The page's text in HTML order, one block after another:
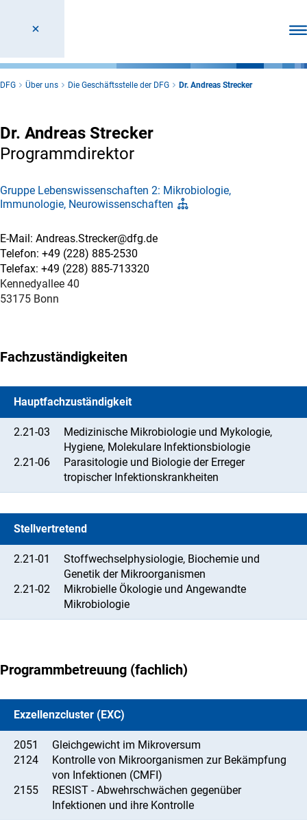
DFG Über uns Die Geschäftsstelle der DFG Dr. Andreas Strecker
Dr. Andreas Strecker
Programmdirektor
Gruppe Lebenswissenschaften 2: Mikrobiologie,
Immunologie, Neurowissenschaften
E-Mail: Andreas.Strecker@dfg.de
Telefon: +49 (228) 885-2530
Telefax: +49 (228) 885-713320
Kennedyallee 40
53175 Bonn
Fachzuständigkeiten
Hauptfachzuständigkeit
2.21-03
Medizinische Mikrobiologie und Mykologie,
Hygiene, Molekulare Infektionsbiologie
2.21-06
Parasitologie und Biologie der Erreger
tropischer Infektionskrankheiten
Stellvertretend
2.21-01
Stoffwechselphysiologie, Biochemie und
Genetik der Mikroorganismen
2.21-02
Mikrobielle Ökologie und Angewandte
Mikrobiologie
Programmbetreuung (fachlich)
Exzellenzcluster (EXC)
2051
Gleichgewicht im Mikroversum
2124
Kontrolle von Mikroorganismen zur Bekämpfung
von Infektionen (CMFI)
2155
RESIST - Abwehrschwächen gegenüber
Infektionen und ihre Kontrolle